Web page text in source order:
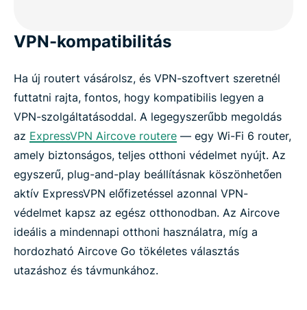
VPN-kompatibilitás
Ha új routert vásárolsz, és VPN-szoftvert szeretnél
futtatni rajta, fontos, hogy kompatibilis legyen a
VPN-szolgáltatásoddal. A legegyszerűbb megoldás
az ExpressVPN Aircove routere — egy Wi-Fi 6 router,
amely biztonságos, teljes otthoni védelmet nyújt. Az
egyszerű, plug-and-play beállításnak köszönhetően
aktív ExpressVPN előfizetéssel azonnal VPN-
védelmet kapsz az egész otthonodban. Az Aircove
ideális a mindennapi otthoni használatra, míg a
hordozható Aircove Go tökéletes választás
utazáshoz és távmunkához.